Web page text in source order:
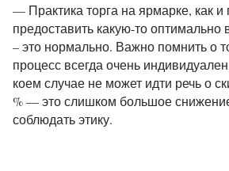
— Практика торга на ярмарке, как и
предоставить какую-то оптимально
– это нормально. Важно помнить о
процесс всегда очень
коем случае не может идти речь о
% — это слишком большое
соблюдать этику.